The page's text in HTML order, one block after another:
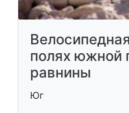
полях южной
равнины
Юг